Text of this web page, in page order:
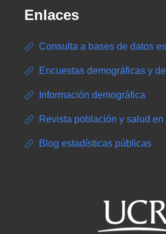
Enlaces
Consulta a bases de datos
Encuestas demográficas y
Información demográfica
Revista población y salud
Blog estadísticas públicas